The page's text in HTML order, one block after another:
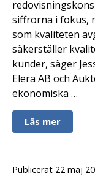
siffrorna i fokus,
som kvaliteten
säkerställer
kunder, säger
Elera AB och
ekonomiska …
Läs mer
Publicerat 22 maj